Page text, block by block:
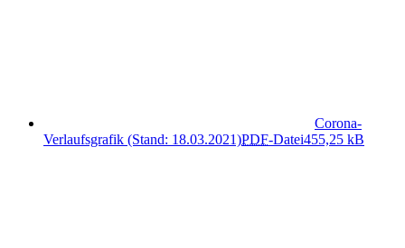
Corona-
Verlaufsgrafik (Stand: 18.03.2021)PDF-Datei455,25 kB